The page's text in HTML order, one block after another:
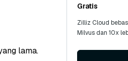
lama.
Gratis
Zilliz Cloud
Milvus dan 10x